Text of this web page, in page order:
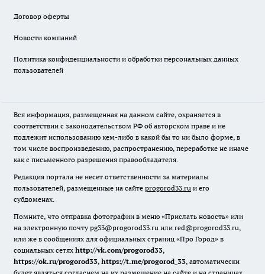
Договор оферты
Новости компаний
Политика конфиденциальности и обработки персональных данных
пользователей
Вся информация, размещенная на данном сайте, охраняется в
соответствии с законодательством РФ об авторском праве и не
подлежит использованию кем-либо в какой бы то ни было форме, в
том числе воспроизведению, распространению, переработке не иначе
как с письменного разрешения правообладателя.
Редакция портала не несет ответственности за материалы
пользователей, размещенные на сайте progorod33.ru и его
субдоменах.
Помните, что отправка фотографии в меню «Прислать новость» или
на электронную почту pg33@progorod33.ru или red@progorod33.ru,
или же в сообщениях для официальных страниц «Про Город» в
социальных сетях http://vk.com/progorod33,
https://ok.ru/progorod33, https://t.me/progorod_33, автоматически